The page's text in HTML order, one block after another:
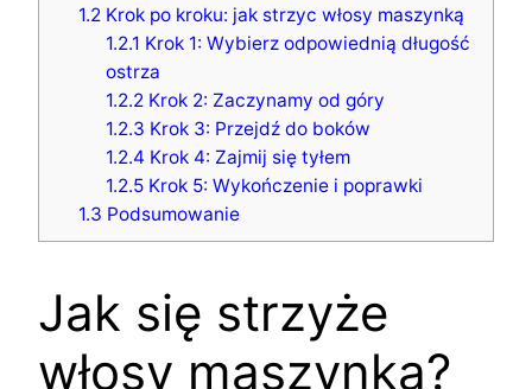
1.2 Krok po kroku: jak strzyc włosy maszynką
1.2.1 Krok 1: Wybierz odpowiednią długość
ostrza
1.2.2 Krok 2: Zaczynamy od góry
1.2.3 Krok 3: Przejdź do boków
1.2.4 Krok 4: Zajmij się tyłem
1.2.5 Krok 5: Wykończenie i poprawki
1.3 Podsumowanie
Jak się strzyże
włosy maszynką?